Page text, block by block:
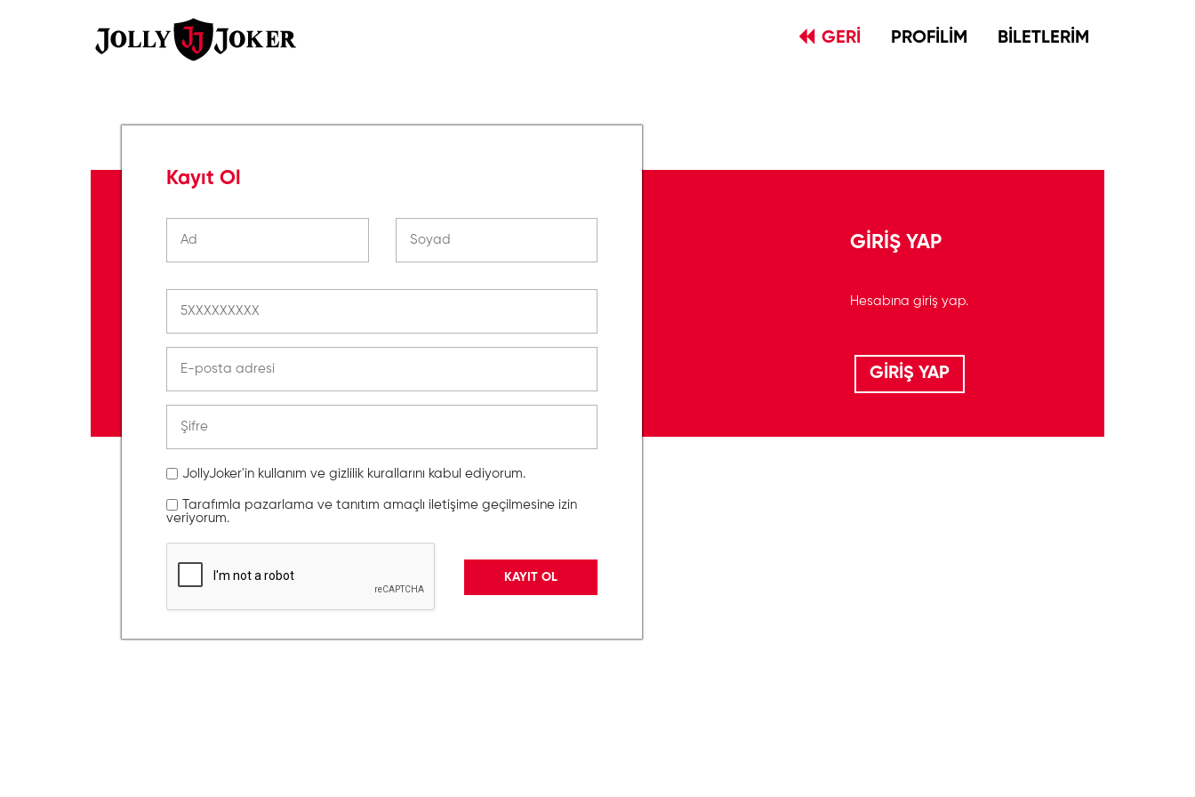
GERİ PROFİLİM BİLETLERİM
Kayıt Ol
JollyJoker'in kullanım ve gizlilik kurallarını kabul ediyorum.
Tarafımla pazarlama ve tanıtım amaçlı iletişime geçilmesine izin
veriyorum.
GİRİŞ YAP
Hesabına giriş yap.
GİRİŞ YAP